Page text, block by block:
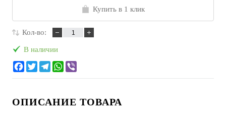
Купить в 1 клик
Кол-во:
В наличии
ОПИСАНИЕ ТОВАРА